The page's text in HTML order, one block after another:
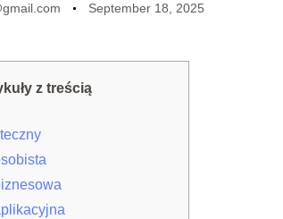
September 18, 2025
z treścią